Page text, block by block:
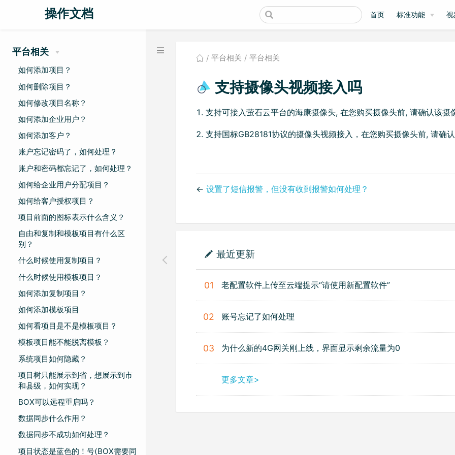
操作文档 首页 标准功能 视
平台相关
如何添加项目？
如何删除项目？
如何修改项目名称？
如何添加企业用户？
如何添加客户？
账户忘记密码了，如何处理？
账户和密码都忘记了，如何处理？
如何给企业用户分配项目？
如何给客户授权项目？
项目前面的图标表示什么含义？
自由和复制和模板项目有什么区
别？
什么时候使用复制项目？
什么时候使用模板项目？
如何添加复制项目？
如何添加模板项目
如何看项目是不是模板项目？
模板项目能不能脱离模板？
系统项目如何隐藏？
项目树只能展示到省，想展示到市
和县级，如何实现？
BOX可以远程重启吗？
数据同步什么作用？
数据同步不成功如何处理？
项目状态是蓝色的！号(BOX需要同
平台相关 平台相关
支持摄像头视频接入吗
支持可接入萤石云平台的海康摄像头, 在您购买摄像头前, 请确认该摄
支持国标GB28181协议的摄像头视频接入，在您购买摄像头前, 请确
← 设置了短信报警，但没有收到报警如何处理？
最近更新
01 老配置软件上传至云端提示“请使用新配置软件”
02 账号忘记了如何处理
03 为什么新的4G网关刚上线，界面显示剩余流量为0
更多文章>